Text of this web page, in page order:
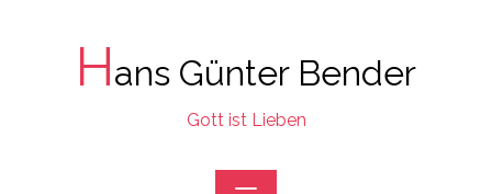
Hans Günter Bender
Gott ist Lieben